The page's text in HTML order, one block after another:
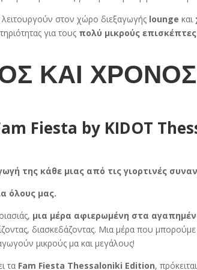
στον χώρο διεξαγωγής loungeκαι
για τους πολύ μικρούς
ΚΑΙ
Fiesta by KIDOT
της κάθε μιας από τις γιορτινές
όλους μας.
μια μέρα αφιερωμένη στα
διασκεδάζοντας. Μια μέρα που
μικρούς μα και μεγάλους!
τα Fam Fiesta Thessaloniki Edition,